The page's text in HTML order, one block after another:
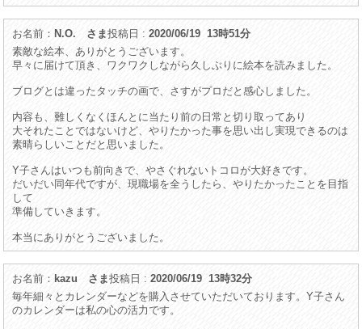
お名前： N.O. さま投稿日 :2020/06/19 13時51分
素敵な絵本、ありがとうございます。
早々に届けて頂き、ワクワクしながら久しぶりに絵本を読みました。
ブログとは違ったタッチの画で、さすがプロだと感心しました。
内容も、難しくなくほんとに当たり前の日常と切り取ってあり
大それたことではないけど、やりたかった事を思い出し実現できるのは
素晴らしいことだと思いました。
Y子さんはいつも前向きで、やさぐれないトコロが大好きです。
だいだい同年代ですが、現職場を全うしたら、やりたかったことを目指
して
準備していきます。
本当にありがとうございました。
お名前： kazu さま投稿日 :2020/06/19 13時32分
毎年細々とカレンダーなどを購入させていただいております。Y子さん
のカレンダーは私の心の活力です。